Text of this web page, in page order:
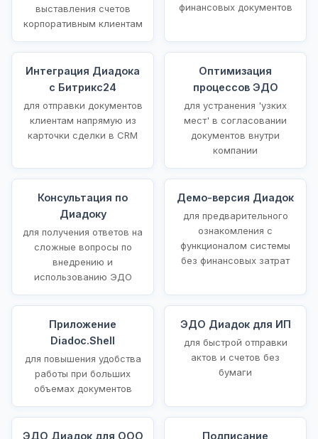
выставления счетов
корпоративным клиентам
финансовых документов
Интеграция Диадока
с Битрикс24
для отправки документов
клиентам напрямую из
карточки сделки в CRM
Оптимизация
процессов ЭДО
для устранения 'узких
мест' в согласовании
документов внутри
компании
Консультация по
Диадоку
для получения ответов на
сложные вопросы по
внедрению и
использованию ЭДО
Демо-версия Диадок
для предварительного
ознакомления с
функционалом системы
без финансовых затрат
Приложение
Diadoc.Shell
для повышения удобства
работы при больших
объемах документов
ЭДО Диадок для ИП
для быстрой отправки
актов и счетов без
бумаги
ЭДО Диадок для ООО
Подписание